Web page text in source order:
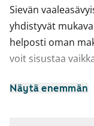
Sievän
yhdistyvät
helposti oman
voit sisustaa
Keittiön
Näytä enemmän